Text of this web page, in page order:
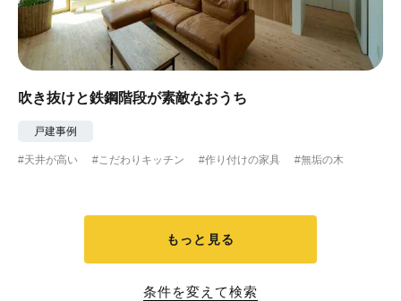
吹き抜けと鉄鋼階段が素敵なおうち
戸建事例
#天井が高い #こだわりキッチン #作り付けの家具 #無垢の木
もっと見る
条件を変えて検索